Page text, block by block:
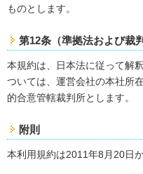
ものとします。
第12条（準拠法および裁
本規約は、日本法に従って解
ついては、運営会社の本社所
的合意管轄裁判所とします。
附則
本利用規約は2011年8月20日